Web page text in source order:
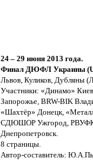
24 – 29 июня 2013 года.
Финал ДЮФЛ Украины
Львов, Куликов, Дубляны
Участники: «Динамо»
Запорожье, BRW-BIK
«Шахтёр» Донецк,
СДЮШОР Ужгород,
Днепропетровск.
8 страницы.
Автор-составитель: